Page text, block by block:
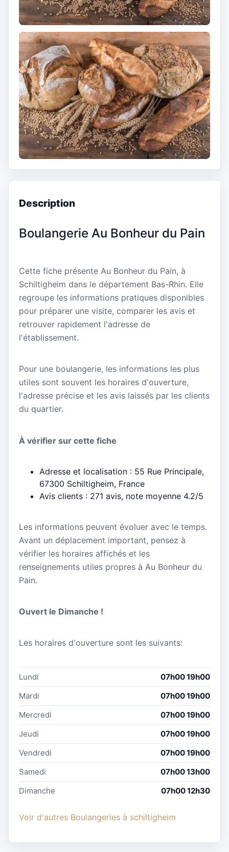
Description
Boulangerie Au Bonheur du Pain
Cette fiche présente Au Bonheur du Pain, à
Schiltigheim dans le département Bas-Rhin. Elle
regroupe les informations pratiques disponibles
pour préparer une visite, comparer les avis et
retrouver rapidement l'adresse de
l'établissement.
Pour une boulangerie, les informations les plus
utiles sont souvent les horaires d'ouverture,
l'adresse précise et les avis laissés par les clients
du quartier.
À vérifier sur cette fiche
Adresse et localisation : 55 Rue Principale,
67300 Schiltigheim, France
Avis clients : 271 avis, note moyenne 4.2/5
Les informations peuvent évoluer avec le temps.
Avant un déplacement important, pensez à
vérifier les horaires affichés et les
renseignements utiles propres à Au Bonheur du
Pain.
Ouvert le Dimanche !
Les horaires d'ouverture sont les suivants:
Lundi
07h00 19h00
Mardi
07h00 19h00
Mercredi
07h00 19h00
Jeudi
07h00 19h00
Vendredi
07h00 19h00
Samedi
07h00 13h00
Dimanche
07h00 12h30
Voir d'autres Boulangeries à schiltigheim